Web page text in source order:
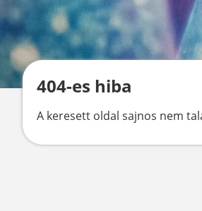
404-es hiba
A keresett oldal sajnos nem